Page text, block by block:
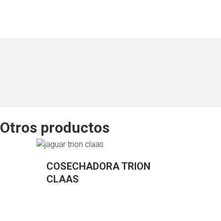
Otros productos
COSECHADORA TRION
CLAAS